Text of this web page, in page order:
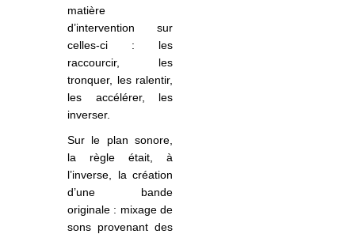
matière
d’intervention sur
celles-ci : les
raccourcir, les
tronquer, les ralentir,
les accélérer, les
inverser.
Sur le plan sonore,
la règle était, à
l’inverse, la création
d’une bande
originale : mixage de
sons provenant des